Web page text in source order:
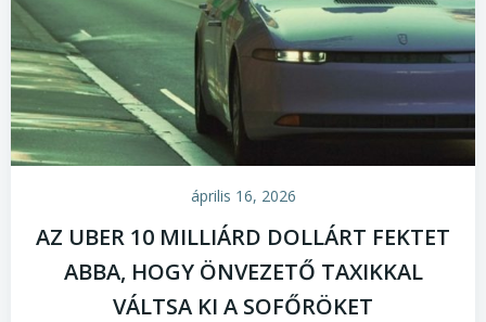
április 16, 2026
AZ UBER 10 MILLIÁRD DOLLÁRT FEKTET
ABBA, HOGY ÖNVEZETŐ TAXIKKAL
VÁLTSA KI A SOFŐRÖKET